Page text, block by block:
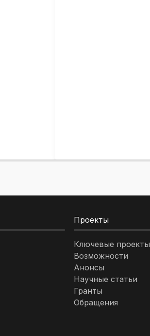
Проекты
Ключевые проекты
Возможности
Анонсы
Научные статьи
Гранты
Обращения